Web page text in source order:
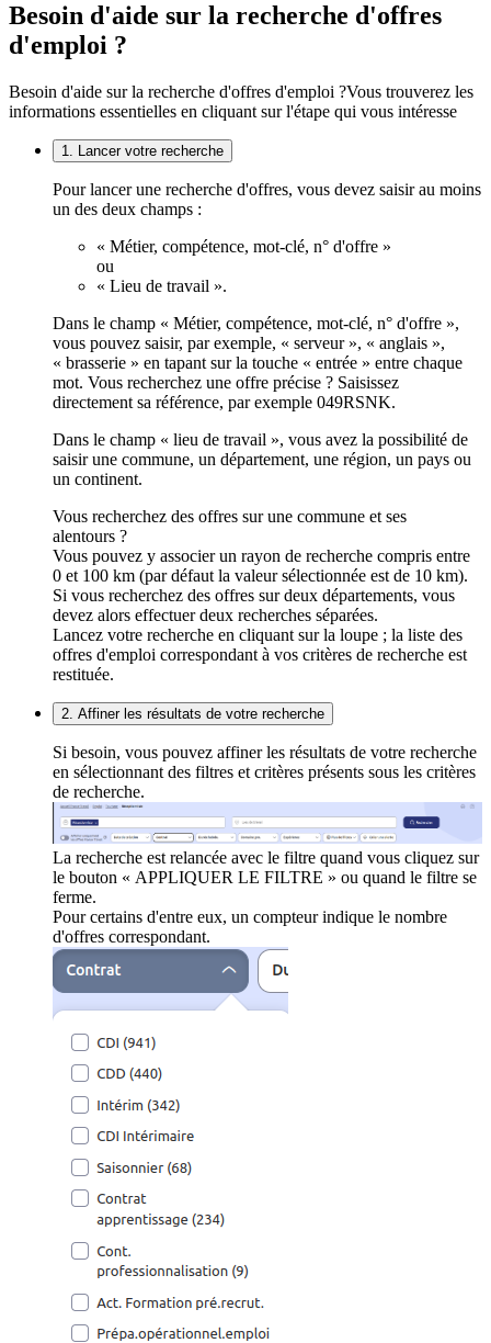
Besoin d'aide sur la recherche d'offres
d'emploi ?
Besoin d'aide sur la recherche d'offres d'emploi ?Vous trouverez les
informations essentielles en cliquant sur l'étape qui vous intéresse
1. Lancer votre recherche
Pour lancer une recherche d'offres, vous devez saisir au moins
un des deux champs :
« Métier, compétence, mot-clé, n° d'offre »
ou
« Lieu de travail ».
Dans le champ « Métier, compétence, mot-clé, n° d'offre »,
vous pouvez saisir, par exemple, « serveur », « anglais »,
« brasserie » en tapant sur la touche « entrée » entre chaque
mot. Vous recherchez une offre précise ? Saisissez
directement sa référence, par exemple 049RSNK.
Dans le champ « lieu de travail », vous avez la possibilité de
saisir une commune, un département, une région, un pays ou
un continent.
Vous recherchez des offres sur une commune et ses
alentours ?
Vous pouvez y associer un rayon de recherche compris entre
0 et 100 km (par défaut la valeur sélectionnée est de 10 km).
Si vous recherchez des offres sur deux départements, vous
devez alors effectuer deux recherches séparées.
Lancez votre recherche en cliquant sur la loupe ; la liste des
offres d'emploi correspondant à vos critères de recherche est
restituée.
2. Affiner les résultats de votre recherche
Si besoin, vous pouvez affiner les résultats de votre recherche
en sélectionnant des filtres et critères présents sous les critères
de recherche.
La recherche est relancée avec le filtre quand vous cliquez sur
le bouton « APPLIQUER LE FILTRE » ou quand le filtre se
ferme.
Pour certains d'entre eux, un compteur indique le nombre
d'offres correspondant.